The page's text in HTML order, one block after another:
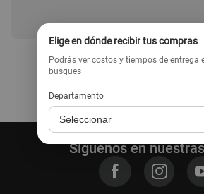
Síguenos en
Elige en dónde recibir tus compras
Podrás ver costos y tiempos de entrega
busques
Departamento